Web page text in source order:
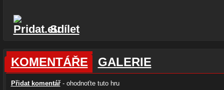
Sdílet
KOMENTÁŘE GALERIE
Přidat komentář- ohodnoťte tuto hru